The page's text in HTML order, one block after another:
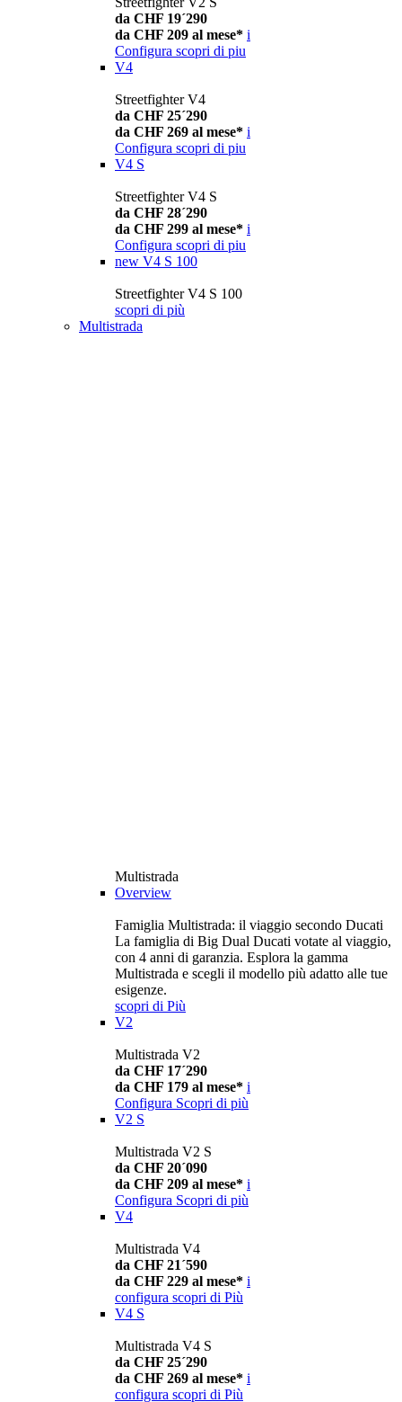
da CHF 19´290
da CHF 209 al mese* i
Configura scopri di piu
V4
Streetfighter V4
da CHF 25´290
da CHF 269 al mese* i
Configura scopri di piu
V4 S
Streetfighter V4 S
da CHF 28´290
da CHF 299 al mese* i
Configura scopri di piu
new V4 S 100
Streetfighter V4 S 100
scopri di più
Multistrada
Multistrada
Overview
Famiglia Multistrada: il viaggio secondo Ducati
La famiglia di Big Dual Ducati votate al viaggio,
con 4 anni di garanzia. Esplora la gamma
Multistrada e scegli il modello più adatto alle tue
esigenze.
scopri di Più
V2
Multistrada V2
da CHF 17´290
da CHF 179 al mese* i
Configura Scopri di più
V2 S
Multistrada V2 S
da CHF 20´090
da CHF 209 al mese* i
Configura Scopri di più
V4
Multistrada V4
da CHF 21´590
da CHF 229 al mese* i
configura scopri di Più
V4 S
Multistrada V4 S
da CHF 25´290
da CHF 269 al mese* i
configura scopri di Più